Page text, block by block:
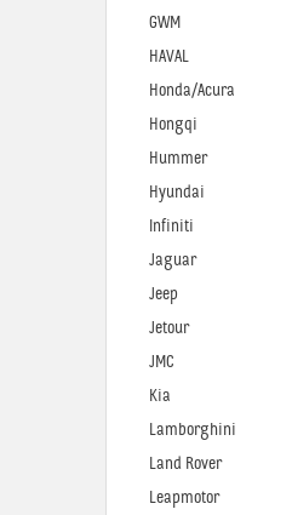
GWM
HAVAL
Honda/Acura
Hongqi
Hummer
Hyundai
Infiniti
Jaguar
Jeep
Jetour
JMC
Kia
Lamborghini
Land Rover
Leapmotor